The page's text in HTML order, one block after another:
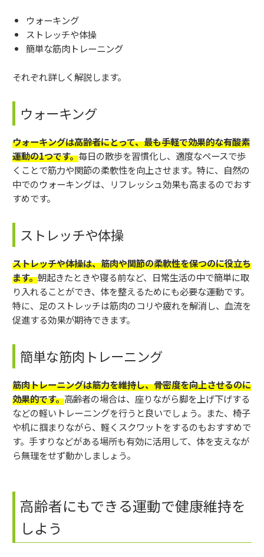
ウォーキング
ストレッチや体操
簡単な筋肉トレーニング
それぞれ詳しく解説します。
ウォーキング
ウォーキングは高齢者にとって、最も手軽で効果的な有酸素
運動の1つです。毎日の散歩を習慣化し、適度なペースで歩
くことで筋力や関節の柔軟性を向上させます。特に、自然の
中でのウォーキングは、リフレッシュ効果も高まるのでおす
すめです。
ストレッチや体操
ストレッチや体操は、筋肉や関節の柔軟性を保つのに役立ち
ます。朝起きたときや寝る前など、日常生活の中で簡単に取
り入れることができ、体を整えるためにも必要な運動です。
特に、足のストレッチは筋肉のコリや疲れを解消し、血流を
促進する効果が期待できます。
簡単な筋肉トレーニング
筋肉トレーニングは筋力を維持し、骨密度を向上させるのに
効果的です。高齢者の場合は、座りながら脚を上げ下げする
などの軽いトレーニングを行うと良いでしょう。また、椅子
や机に掴まりながら、軽くスクワットをするのもおすすめで
す。手すりなどがある場所も有効に活用して、体を支えなが
ら無理をせず動かしましょう。
高齢者にもできる運動で健康維持を
しよう